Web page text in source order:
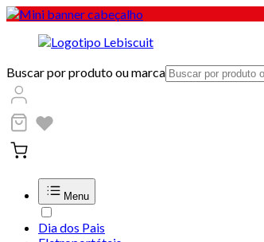
Buscar por produto ou marca
Menu
Dia dos Pais